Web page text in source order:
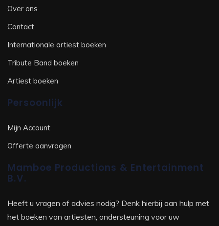
Over ons
Contact
Internationale artiest boeken
Tribute Band boeken
Artiest boeken
Persoonlijk
Mijn Account
Offerte aanvragen
Mamboe Productions & Entertainment
B.V.
Heeft u vragen of advies nodig? Denk hierbij aan hulp met
het boeken van artiesten, ondersteuning voor uw